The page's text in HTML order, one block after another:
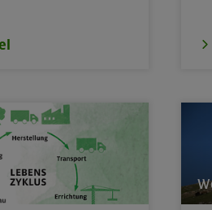
Karwendel-Runde
Klettertreff indoor
Schwarzenstein 3369 m und